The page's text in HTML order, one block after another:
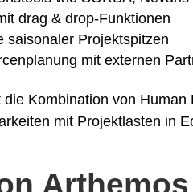
drag & drop-Funktionen
saisonaler Projektspitzen
mit externen
Kombination von
mit Projektlasten in